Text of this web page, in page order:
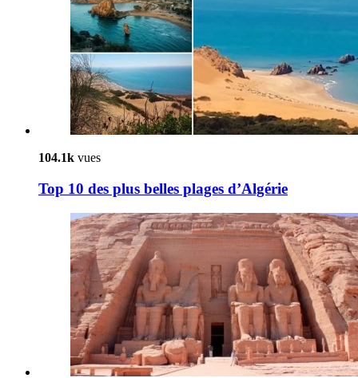
104.1k vues
Top 10 des plus belles plages d’Algérie